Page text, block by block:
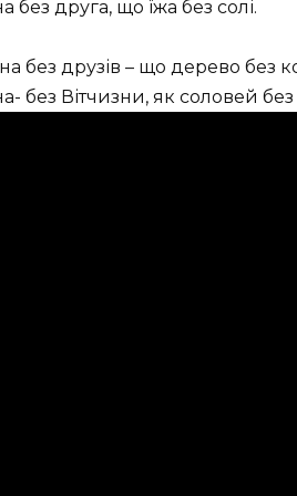
без друга, що їжа без солі.
без друзів – що дерево без
без Вітчизни, як соловей без